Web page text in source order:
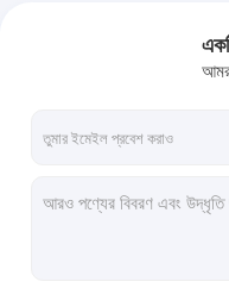
বিমানবন্দর অ্যাম্বুলিফ্ট